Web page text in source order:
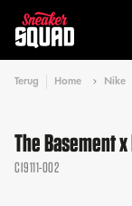
Terug Home Nike
The Basement
CI9111-002